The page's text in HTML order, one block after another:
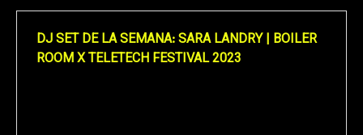
DJ SET DE LA SEMANA: SARA LANDRY | BOILER
ROOM X TELETECH FESTIVAL 2023